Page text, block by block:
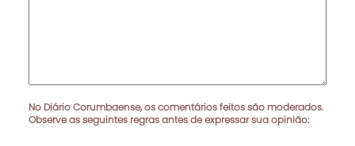
No Diário Corumbaense, os comentários feitos são moderados.
Observe as seguintes regras antes de expressar sua opinião: